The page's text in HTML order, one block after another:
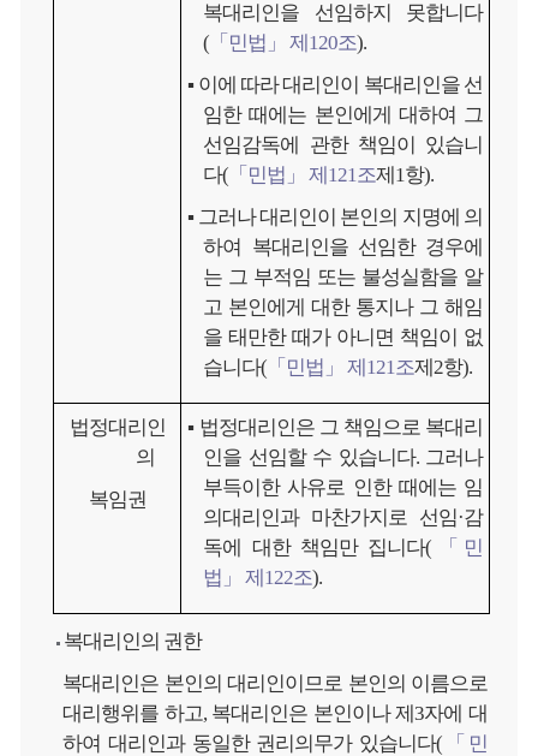
복대리인을 선임하지 못합니다
( 「민법」 제120조).
▪ 이에 따라 대리인이 복대리인을 선
임한 때에는 본인에게 대하여 그
선임감독에 관한 책임이 있습니
다( 「민법」 제121조제1항).
▪ 그러나 대리인이 본인의 지명에 의
하여 복대리인을 선임한 경우에
는 그 부적임 또는 불성실함을 알
고 본인에게 대한 통지나 그 해임
을 태만한 때가 아니면 책임이 없
습니다( 「민법」 제121조제2항).
법정대리인
의
복임권
▪ 법정대리인은 그 책임으로 복대리
인을 선임할 수 있습니다. 그러나
부득이한 사유로 인한 때에는 임
의대리인과 마찬가지로 선임·감
독에 대한 책임만 집니다( 「민
법」 제122조).
복대리인의 권한
복대리인은 본인의 대리인이므로 본인의 이름으로
대리행위를 하고, 복대리인은 본인이나 제3자에 대
하여 대리인과 동일한 권리의무가 있습니다( 「민